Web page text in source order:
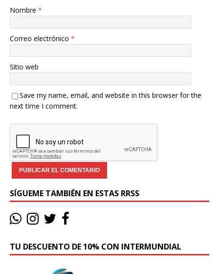
Nombre *
Correo electrónico *
Sitio web
Save my name, email, and website in this browser for the
next time I comment.
SÍGUEME TAMBIÉN EN ESTAS RRSS
TU DESCUENTO DE 10% CON INTERMUNDIAL